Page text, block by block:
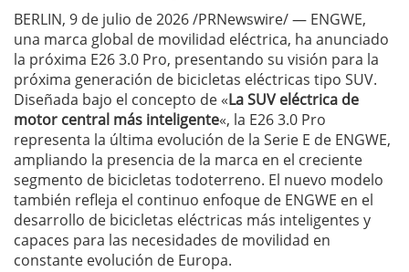
BERLIN, 9 de julio de 2026 /PRNewswire/ — ENGWE,
una marca global de movilidad eléctrica, ha anunciado
la próxima E26 3.0 Pro, presentando su visión para la
próxima generación de bicicletas eléctricas tipo SUV.
Diseñada bajo el concepto de «La SUV eléctrica de
motor central más inteligente«, la E26 3.0 Pro
representa la última evolución de la Serie E de ENGWE,
ampliando la presencia de la marca en el creciente
segmento de bicicletas todoterreno. El nuevo modelo
también refleja el continuo enfoque de ENGWE en el
desarrollo de bicicletas eléctricas más inteligentes y
capaces para las necesidades de movilidad en
constante evolución de Europa.